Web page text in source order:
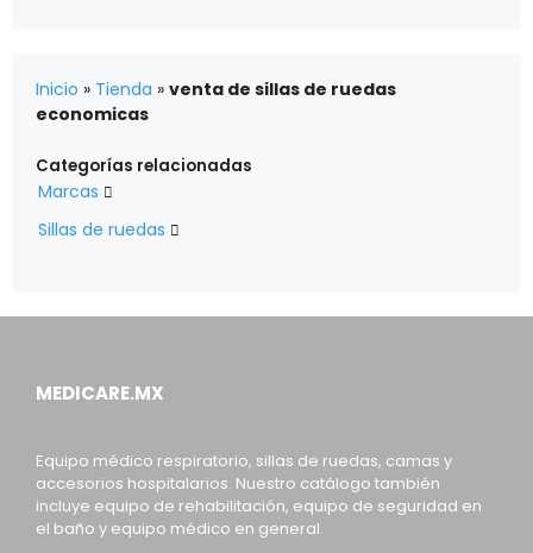
Inicio » Tienda » venta de sillas de ruedas
economicas
Categorías relacionadas
Marcas 
Sillas de ruedas 
MEDICARE.MX
Equipo médico respiratorio, sillas de ruedas, camas y
accesorios hospitalarios. Nuestro catálogo también
incluye equipo de rehabilitación, equipo de seguridad en
el baño y equipo médico en general.